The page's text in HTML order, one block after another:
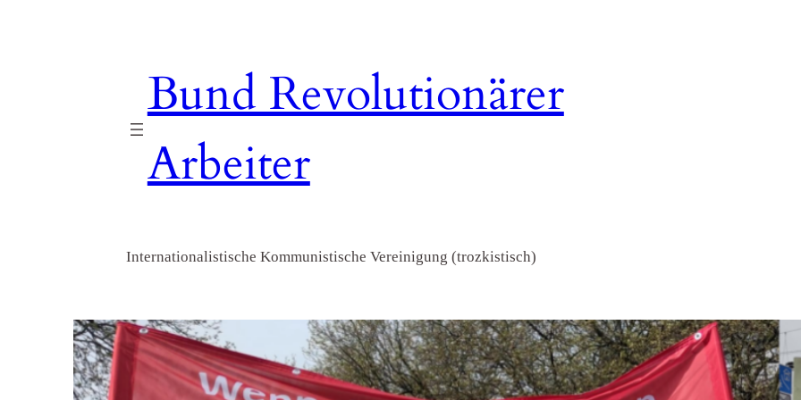
Bund Revolutionärer
Arbeiter
Internationalistische Kommunistische Vereinigung (trozkistisch)